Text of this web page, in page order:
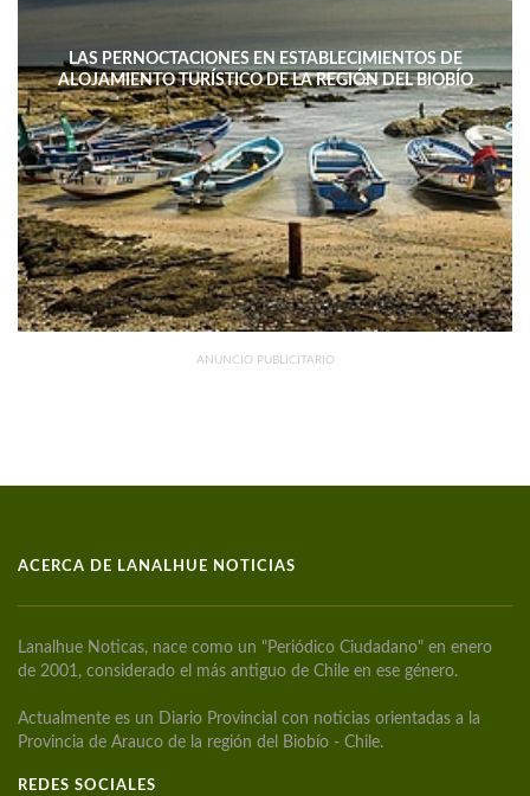
LAS PERNOCTACIONES EN ESTABLECIMIENTOS DE
ALOJAMIENTO TURÍSTICO DE LA REGIÓN DEL BIOBÍO
DISMINUYERON 15,4% INTERANUAL
ANUNCIO PUBLICITARIO
ACERCA DE LANALHUE NOTICIAS
Lanalhue Noticas, nace como un "Periódico Ciudadano" en enero
de 2001, considerado el más antiguo de Chile en ese género.
Actualmente es un Diario Provincial con noticias orientadas a la
Provincia de Arauco de la región del Biobío - Chile.
REDES SOCIALES